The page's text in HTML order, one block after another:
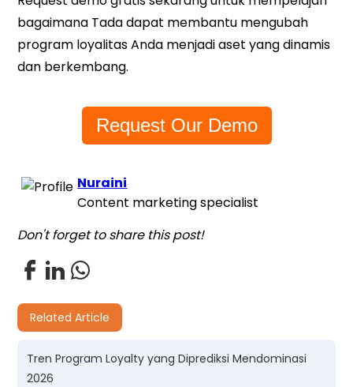
bagaimana Tada dapat membantu mengubah
program loyalitas Anda menjadi aset yang dinamis
dan berkembang.
Request Our Demo
Nuraini
Content marketing specialist
Don't forget to share this post!
Related Article
Tren Program Loyalty yang Diprediksi Mendominasi
2026